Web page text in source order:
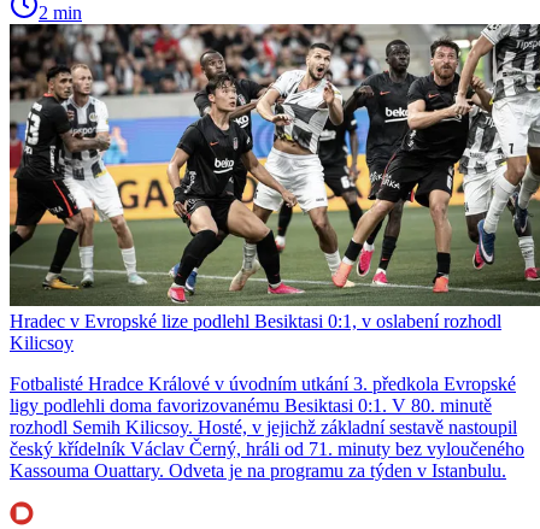
2 min
Hradec v Evropské lize podlehl Besiktasi 0:1, v oslabení rozhodl
Kilicsoy
Fotbalisté Hradce Králové v úvodním utkání 3. předkola Evropské
ligy podlehli doma favorizovanému Besiktasi 0:1. V 80. minutě
rozhodl Semih Kilicsoy. Hosté, v jejichž základní sestavě nastoupil
český křídelník Václav Černý, hráli od 71. minuty bez vyloučeného
Kassouma Ouattary. Odveta je na programu za týden v Istanbulu.